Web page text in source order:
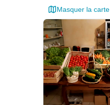
Masquer la carte